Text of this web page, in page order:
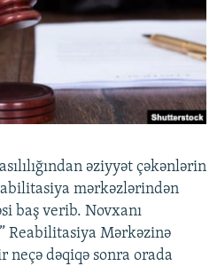
əziyyət çəkənlərin
mərkəzlərindən
baş verib. Novxanı
Reabilitasiya Mərkəzinə
neçə dəqiqə sonra orada